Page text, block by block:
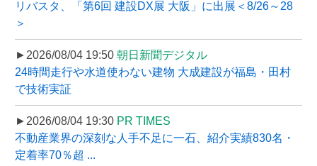
リバスタ、「第6回 建設DX展 大阪」に出展＜8/26～28
＞
►2026/08/04 19:50 朝日新聞デジタル
24時間走行や水道使わない建物 大成建設が福島・田村
で技術実証
►2026/08/04 19:30 PR TIMES
不動産業界の深刻な人手不足に一石、紹介実績830名・
定着率70％超 ...